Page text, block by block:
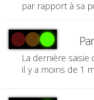
par rapport à sa
La dernière
il y a moins de 1